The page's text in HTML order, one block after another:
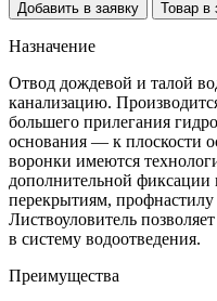
Добавить в заявку Товар в
Назначение
Отвод дождевой и талой
канализацию.
большего прилегания
основания — к плоскости
воронки имеются
дополнительной
перекрытиям, профнастилу
Листвоуловитель
в систему водоотведения.
Преимущества